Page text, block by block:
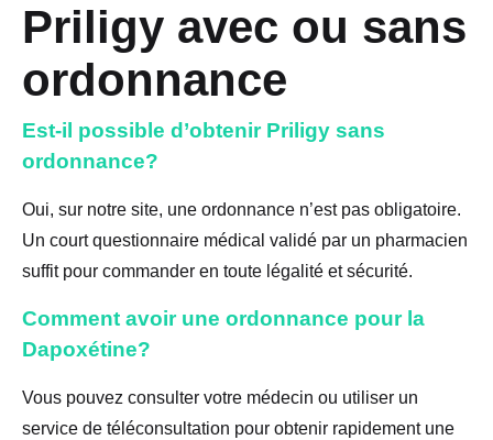
Priligy avec ou sans
ordonnance
Est-il possible d’obtenir Priligy sans
ordonnance?
Oui, sur notre site, une ordonnance n’est pas obligatoire.
Un court questionnaire médical validé par un pharmacien
suffit pour commander en toute légalité et sécurité.
Comment avoir une ordonnance pour la
Dapoxétine?
Vous pouvez consulter votre médecin ou utiliser un
service de téléconsultation pour obtenir rapidement une